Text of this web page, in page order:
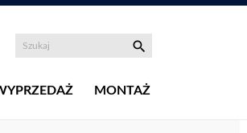

MONTAŻ